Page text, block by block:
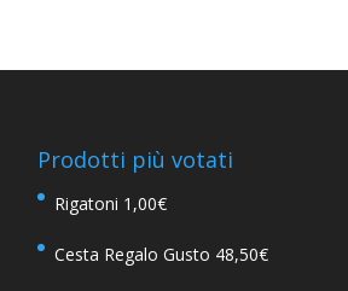
Prodotti più votati
Rigatoni 1,00€
Cesta Regalo Gusto 48,50€